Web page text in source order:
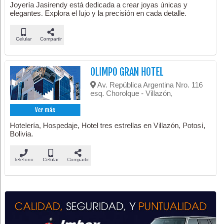
Joyería Jasirendy está dedicada a crear joyas únicas y
elegantes. Explora el lujo y la precisión en cada detalle.
Celular Compartir
Ver más
OLIMPO GRAN HOTEL
Av. República Argentina Nro. 116
esq. Chorolque - Villazón,
Hotelería, Hospedaje, Hotel tres estrellas en Villazón, Potosí,
Bolivia.
Teléfono Celular Compartir